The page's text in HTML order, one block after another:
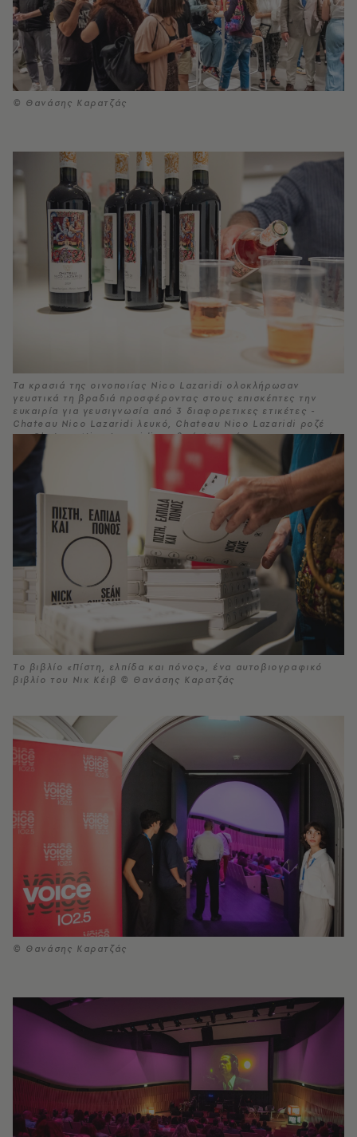
© Θανάσης Καρατζάς
Τα κρασιά της οινοποιίας Nico Lazaridi ολοκλήρωσαν
γευστικά τη βραδιά προσφέροντας στους επισκέπτες την
ευκαιρία για γευσιγνωσία από 3 διαφορετικες ετικέτες -
Chateau Nico Lazaridi λευκό, Chateau Nico Lazaridi ροζέ
και Chateau Nico Lazaridi ερυθρό. Με αγάπη για την ιστορία
και την τέχνη & το πάθος για το κρασί το Chateau Nico
Lazaridi στην Αγορά Δράμας αποτελεί μια από τις κορυφαίες
οινοποιίες της Ελλάδας. © Θανάσης Καρατζάς
Tο βιβλίο «Πίστη, ελπίδα και πόνος», ένα αυτοβιογραφικό
βιβλίο του Νικ Κέιβ © Θανάσης Καρατζάς
© Θανάσης Καρατζάς